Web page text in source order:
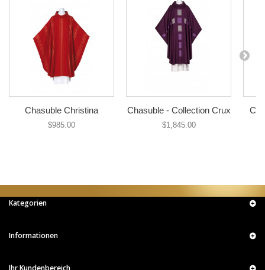
Chasuble Christina
$985.00
Chasuble - Collection Crux
$1,845.00
Kategorien
Informationen
Ihr Kundenbereich